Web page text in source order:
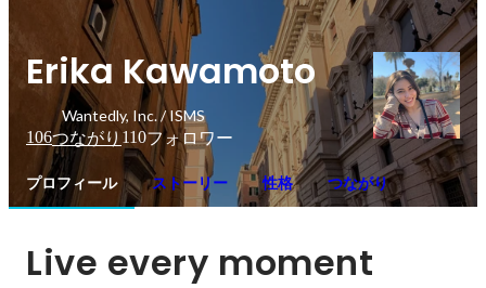
Erika Kawamoto
Wantedly, Inc. / ISMS
106つながり 110フォロワー
プロフィール ストーリー 性格 つながり
Live every moment